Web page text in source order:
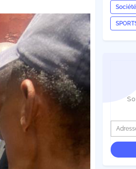
Société